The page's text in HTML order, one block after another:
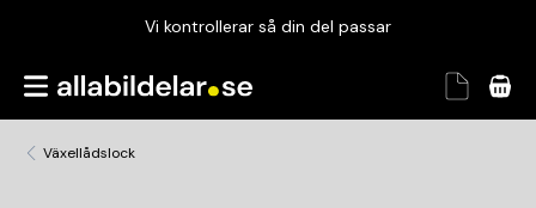
Vi kontrollerar så din del passar
Garanterad passform
Växellådslock